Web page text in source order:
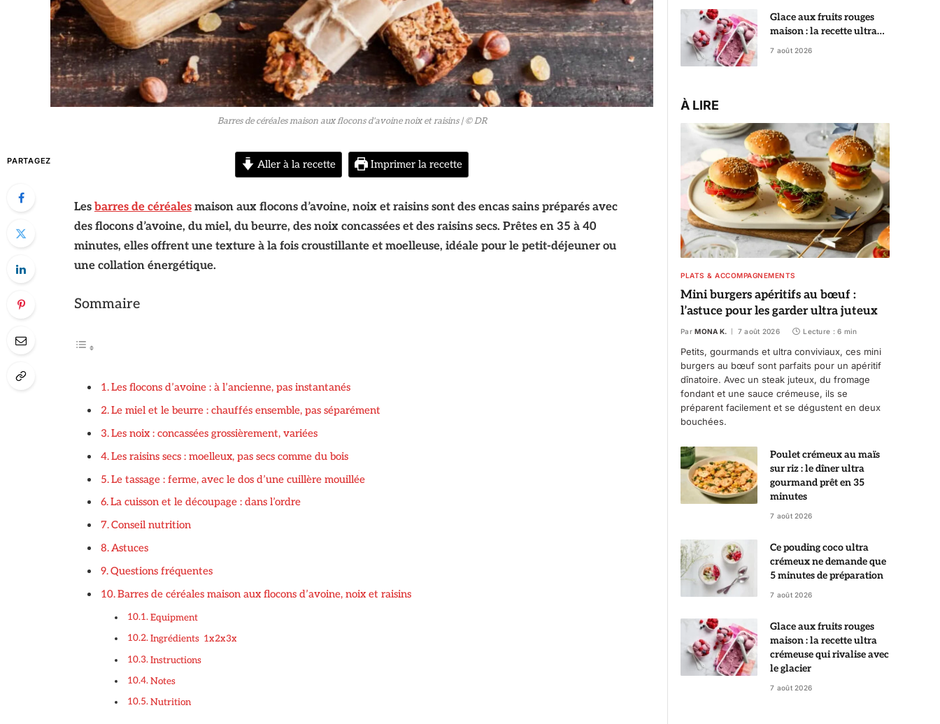
Barres de céréales maison aux flocons d'avoine noix et raisins | © DR
PARTAGEZ Aller à la recette Imprimer la recette
Les barres de céréalesmaison aux flocons d’avoine, noix et raisins sont des encas sains préparés avec
des flocons d’avoine, du miel, du beurre, des noix concassées et des raisins secs. Prêtes en 35 à 40
minutes, elles offrent une texture à la fois croustillante et moelleuse, idéale pour le petit-déjeuner ou
une collation énergétique.
Sommaire
Les flocons d’avoine : à l’ancienne, pas instantanés
Le miel et le beurre : chauffés ensemble, pas séparément
Les noix : concassées grossièrement, variées
Les raisins secs : moelleux, pas secs comme du bois
Le tassage : ferme, avec le dos d’une cuillère mouillée
La cuisson et le découpage : dans l’ordre
Conseil nutrition
Astuces
Questions fréquentes
Barres de céréales maison aux flocons d’avoine, noix et raisins
Equipment
Ingrédients 1x2x3x
Instructions
Notes
Nutrition
Glace aux fruits rouges
maison : la recette ultra
crémeuse qui rivalise avec
7 août 2026
À LIRE
PLATS & ACCOMPAGNEMENTS
Mini burgers apéritifs au bœuf :
l’astuce pour les garder ultra juteux
Par MONA K. 7 août 2026 Lecture : 6 min
Petits, gourmands et ultra conviviaux, ces mini
burgers au bœuf sont parfaits pour un apéritif
dînatoire. Avec un steak juteux, du fromage
fondant et une sauce crémeuse, ils se
préparent facilement et se dégustent en deux
bouchées.
Poulet crémeux au maïs
sur riz : le dîner ultra
gourmand prêt en 35
minutes
7 août 2026
Ce pouding coco ultra
crémeux ne demande que
5 minutes de préparation
7 août 2026
Glace aux fruits rouges
maison : la recette ultra
crémeuse qui rivalise avec
le glacier
7 août 2026